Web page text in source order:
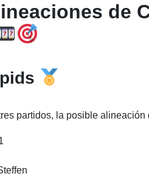
de
partidos, la posible alineación